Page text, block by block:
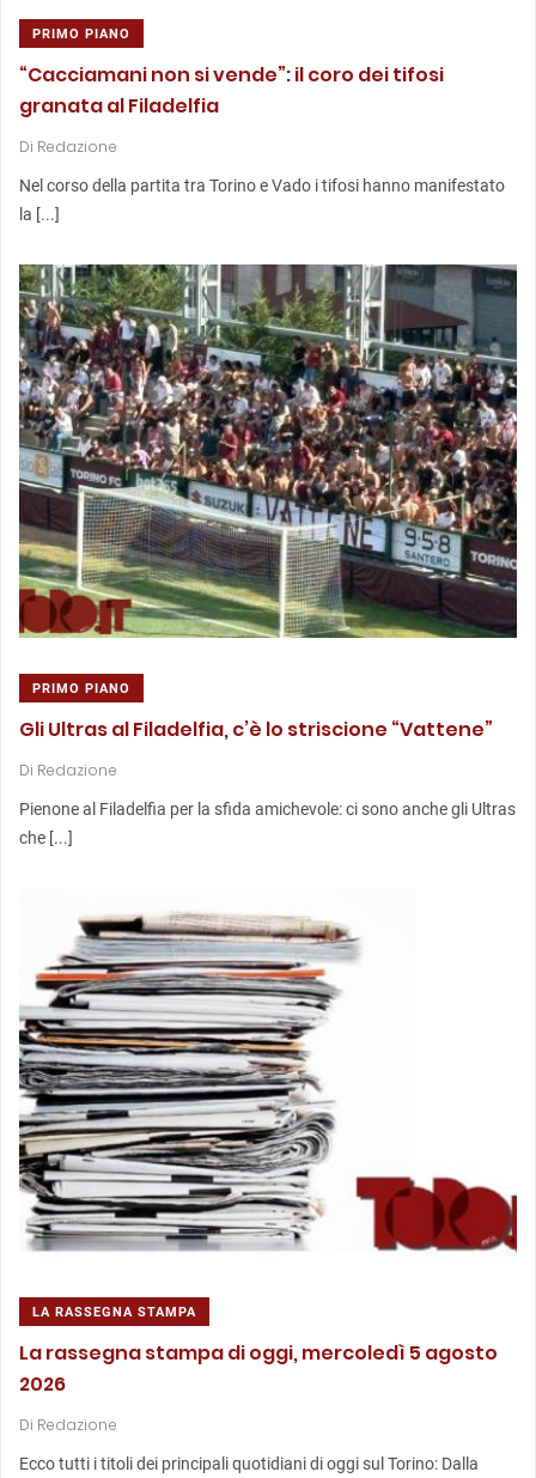
PRIMO PIANO
“Cacciamani non si vende”: il coro dei tifosi
granata al Filadelfia
Di Redazione
Nel corso della partita tra Torino e Vado i tifosi hanno manifestato
la [...]
PRIMO PIANO
Gli Ultras al Filadelfia, c’è lo striscione “Vattene”
Di Redazione
Pienone al Filadelfia per la sfida amichevole: ci sono anche gli Ultras
che [...]
LA RASSEGNA STAMPA
La rassegna stampa di oggi, mercoledì 5 agosto
2026
Di Redazione
Ecco tutti i titoli dei principali quotidiani di oggi sul Torino: Dalla